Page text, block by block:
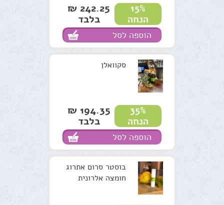
15%
הנחה
242.25 ₪
בלבד
הוספה לסל
סקוואלן
35%
הנחה
194.35 ₪
בלבד
הוספה לסל
בוסטר סרום אתרוג
חומצה אלרונית